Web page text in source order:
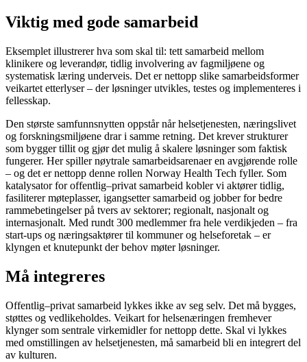
Viktig med gode samarbeid
Eksemplet illustrerer hva som skal til: tett samarbeid mellom
klinikere og leverandør, tidlig involvering av fagmiljøene og
systematisk læring underveis. Det er nettopp slike samarbeidsformer
veikartet etterlyser – der løsninger utvikles, testes og implementeres i
fellesskap.
Den største samfunnsnytten oppstår når helsetjenesten, næringslivet
og forskningsmiljøene drar i samme retning. Det krever strukturer
som bygger tillit og gjør det mulig å skalere løsninger som faktisk
fungerer. Her spiller nøytrale samarbeidsarenaer en avgjørende rolle
– og det er nettopp denne rollen Norway Health Tech fyller. Som
katalysator for offentlig–privat samarbeid kobler vi aktører tidlig,
fasiliterer møteplasser, igangsetter samarbeid og jobber for bedre
rammebetingelser på tvers av sektorer; regionalt, nasjonalt og
internasjonalt. Med rundt 300 medlemmer fra hele verdikjeden – fra
start-ups og næringsaktører til kommuner og helseforetak – er
klyngen et knutepunkt der behov møter løsninger.
Må integreres
Offentlig–privat samarbeid lykkes ikke av seg selv. Det må bygges,
støttes og vedlikeholdes. Veikart for helsenæringen fremhever
klynger som sentrale virkemidler for nettopp dette. Skal vi lykkes
med omstillingen av helsetjenesten, må samarbeid bli en integrert del
av kulturen.